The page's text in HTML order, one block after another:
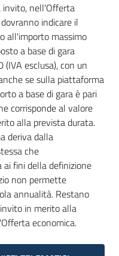
invito, nell'Offerta
indicare il
all'importo massimo
a base di gara
esclusa), con un
se sulla piattaforma
a base di gara è pari
corrisponde al valore
alla prevista durata.
deriva dalla
che
fini della definizione
non permette
annualità. Restano
in merito alla
economica.